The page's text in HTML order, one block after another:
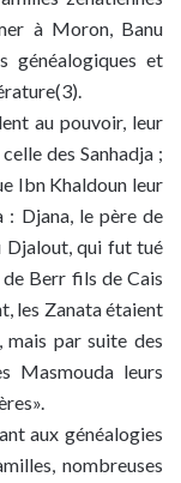
à Moron, Banu
généalogiques et
au pouvoir, leur
des Sanhadja ;
Ibn Khaldoun leur
: Djana, le père de
Djalout, qui fut tué
Berr fils de Cais
les Zanata étaient
par suite des
Masmouda leurs
aux généalogies
nombreuses